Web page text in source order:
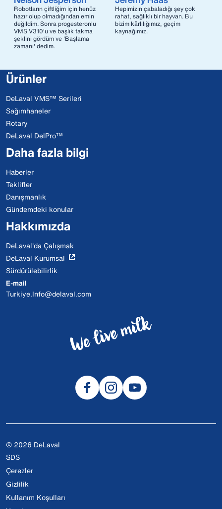
Robotların çiftliğim için henüz
hazır olup olmadığından emin
değildim. Sonra progesteronlu
VMS V310'u ve başlık takma
şeklini gördüm ve 'Başlama
zamanı' dedim.
Hepimizin çabaladığı şey çok
rahat, sağlıklı bir hayvan. Bu
bizim kârlılığımız, geçim
kaynağımız.
Ürünler
DeLaval VMS™ Serileri
Sağımhaneler
Rotary
DeLaval DelPro™
Daha fazla bilgi
Haberler
Teklifler
Danışmanlık
Gündemdeki konular
Hakkımızda
DeLaval'da Çalışmak
DeLaval Kurumsal
Sürdürülebilirlik
E-mail
Turkiye.Info@delaval.com
© 2026 DeLaval
SDS
Çerezler
Gizlilik
Kullanım Koşulları